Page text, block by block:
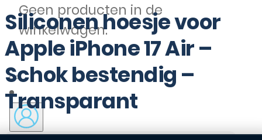
Geen producten in de
winkelwagen.
Siliconen hoesje voor
Apple iPhone 17 Air –
Schok bestendig –
Transparant